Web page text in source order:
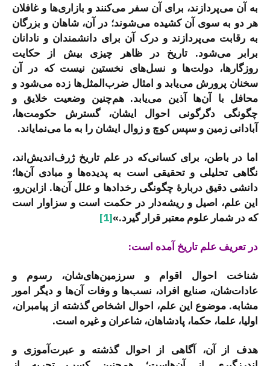
به آن می‌پردازند، برای آن سفر می‌کنند و بازاری‌ها و غافلان
هر دو به سوی آن کشیده می‌شوند؛ در آن، شاهان و بزرگان
به رقابت می‌پردازند و درک آن برای دانشمندان و نادانان
برابر می‌شود. تاریخ در ظاهر چیزی بیش از حکایت
روزگارها، دولت‌ها و نسل‌های نخستین نیست که در آن
سخنان پرورش می‌یابد و امثال ضرب‌المثل‌ها زده می‌شود و
محافل با آن‌ها آذین می‌یابد. هم‌چنین وضعیت خلایق و
چگونگی دگرگونی احوال ایشان، گسترش حکومت‌ها،
آبادانی زمین و سپس کوچ و زوال ایشان را به ما می‌نمایاند.
اما در باطن، برای کسانی‌که در علم تاریخ ژرف‌اندیش‌اند،
نگاهی تحلیلی و تحقیقی است به پدیده‌ها و مبادی آن‌ها؛
دانشی دقیق دربارۀ چگونگی رخدادها و علل آن‌ها. ازاین‌رو،
این علم، اصیل و ریشه‌دار در حکمت است و سزاوار است
که در شمار علوم معتبر قرار گیرد.»[1]
در تعریف علم تاریخ آمده است:
شناخت احوال اقوام و سرزمین‌های‌شان، رسوم و
عادات‌شان، صنایع افراد، نسب‌ها و وفات آن‌ها و دیگر امور
مشابه. موضوع این علم، احوال اشخاص گذشته از پیامبران،
اولیا، علما، حکما، پادشاهان، شاعران و غیره است.
هدف از آن، آگاهی از احوال گذشته و عبرت‌آموزی و